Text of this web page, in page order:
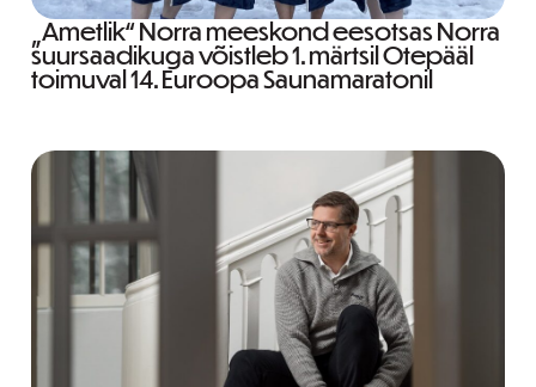
„Ametlik“ Norra meeskond eesotsas Norra
suursaadikuga võistleb 1. märtsil Otepääl
toimuval 14. Euroopa Saunamaratonil